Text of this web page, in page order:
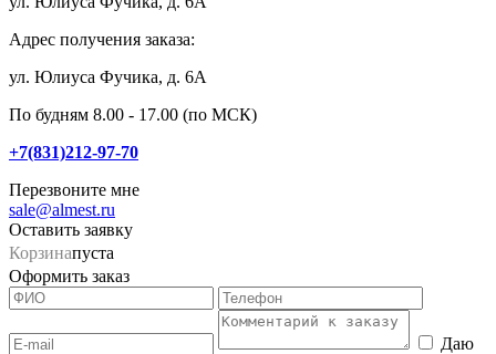
Адрес получения заказа:
ул. Юлиуса Фучика, д. 6А
По будням 8.00 - 17.00 (по МСК)
+7(831)212-97-70
Перезвоните мне
sale@almest.ru
Оставить заявку
Корзинапуста
Оформить заказ
Даю